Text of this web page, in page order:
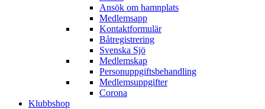
Ansök om hamnplats
Medlemsapp
Kontaktformulär
Båtregistrering
Svenska Sjö
Medlemskap
Personuppgiftsbehandling
Medlemsuppgifter
Corona
Klubbshop